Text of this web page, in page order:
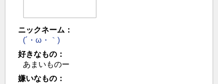
ニックネーム：
(´・ω・｀)
好きなもの：
あまいものー
嫌いなもの：